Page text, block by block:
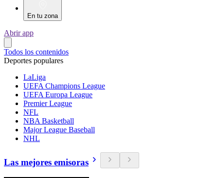
En tu zona
Abrir app
Todos los contenidos
Deportes populares
LaLiga
UEFA Champions League
UEFA Europa League
Premier League
NFL
NBA Basketball
Major League Baseball
NHL
Las mejores emisoras